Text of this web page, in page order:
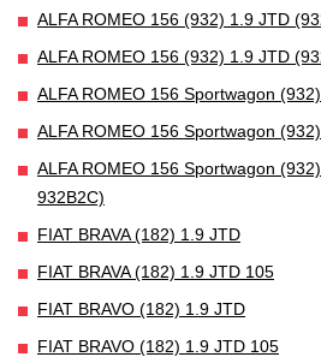
ALFA ROMEO 156 (932) 1.9 JTD
ALFA ROMEO 156 (932) 1.9 JTD
ALFA ROMEO 156 Sportwagon
ALFA ROMEO 156 Sportwagon
ALFA ROMEO 156 Sportwagon
932B2C)
FIAT BRAVA (182) 1.9 JTD
FIAT BRAVA (182) 1.9 JTD 105
FIAT BRAVO (182) 1.9 JTD
FIAT BRAVO (182) 1.9 JTD 105